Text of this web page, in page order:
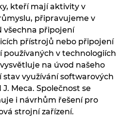
kteří mají aktivity v
připravujeme v
všechna připojení
přístrojů nebo připojení
používaných v technologiích
na úvod našeho
využívání softwarových
Meca. Společnost se
i návrhům řešení pro
strojní zařízení.